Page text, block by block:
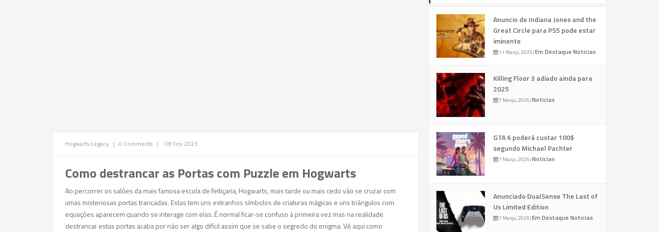
Hogwarts Legacy | 0 Comments | 08 Fev 2023
Como destrancar as Portas com Puzzle em Hogwarts
Ao percorrer os salões da mais famosa escola de feitiçaria, Hogwarts, mais tarde ou mais cedo vão se cruzar com
umas misteriosas portas trancadas. Estas tem uns estranhos símbolos de criaturas mágicas e uns triângulos com
equações aparecem quando se interage com elas. É normal ficar-se confuso à primeira vez mas na realidade
destrancar estas portas acaba por não ser algo difícil assim que se sabe o segredo do enigma. Vê aqui como
Anuncio de Indiana Jones and the
Great Circle para PS5 pode estar
iminente
11 Março, 2025|Em Destaque Noticias
Killing Floor 3 adiado ainda para
2025
7 Março, 2025|Noticias
GTA 6 poderá custar 100$
segundo Michael Pachter
7 Março, 2025|Noticias
Anunciado DualSense The Last of
Us Limited Edition
7 Março, 2025|Em Destaque Noticias